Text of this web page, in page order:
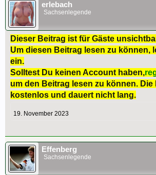
erlebach
Sachsenlegende
Dieser Beitrag ist für Gäste
Um diesen Beitrag lesen zu können,
ein.
Solltest Du keinen Account haben,
um den Beitrag lesen zu können.
kostenlos und dauert nicht lang.
19. November 2023
Effenberg
Sachsenlegende